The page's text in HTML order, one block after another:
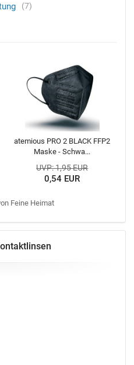
7
atemious PRO 2 BLACK FFP2
Maske - Schwa...
UVP: 1,95 EUR
0,54 EUR
Feine Heimat